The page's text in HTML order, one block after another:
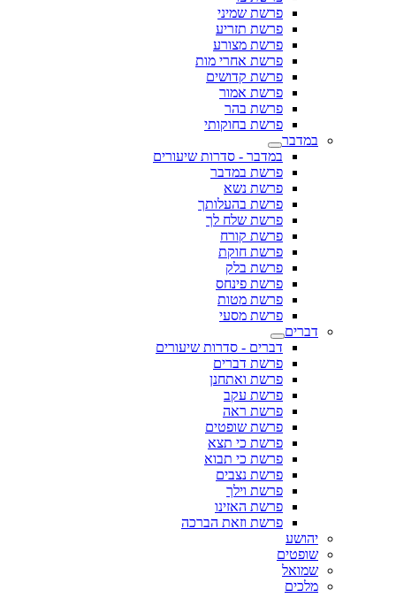
פרשת שמיני
פרשת תזריע
פרשת מצורע
פרשת אחרי מות
פרשת קדושים
פרשת אמור
פרשת בהר
פרשת בחוקותי
במדבר
במדבר - סדרות שיעורים
פרשת במדבר
פרשת נשא
פרשת בהעלותך
פרשת שלח לך
פרשת קורח
פרשת חוקת
פרשת בלק
פרשת פינחס
פרשת מטות
פרשת מסעי
דברים
דברים - סדרות שיעורים
פרשת דברים
פרשת ואתחנן
פרשת עקב
פרשת ראה
פרשת שופטים
פרשת כי תצא
פרשת כי תבוא
פרשת נצבים
פרשת וילך
פרשת האזינו
פרשת וזאת הברכה
יהושע
שופטים
שמואל
מלכים